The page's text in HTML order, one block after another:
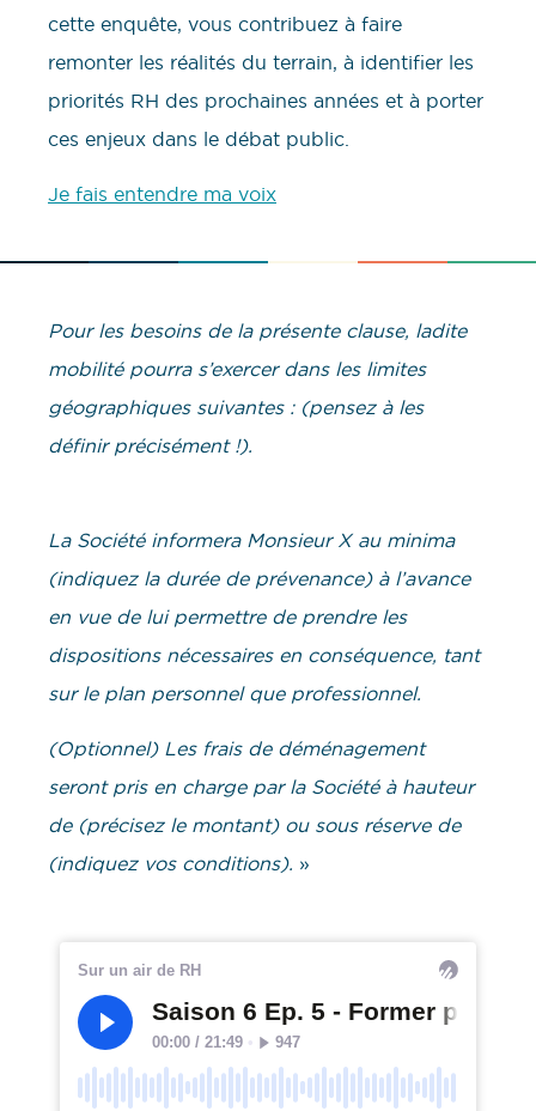
cette enquête, vous contribuez à faire
remonter les réalités du terrain, à identifier les
priorités RH des prochaines années et à porter
ces enjeux dans le débat public.
Je fais entendre ma voix
Pour les besoins de la présente clause, ladite
mobilité pourra s’exercer dans les limites
géographiques suivantes : (pensez à les
définir précisément !).
La Société informera Monsieur X au minima
(indiquez la durée de prévenance) à l’avance
en vue de lui permettre de prendre les
dispositions nécessaires en conséquence, tant
sur le plan personnel que professionnel.
(Optionnel) Les frais de déménagement
seront pris en charge par la Société à hauteur
de (précisez le montant) ou sous réserve de
(indiquez vos conditions). »